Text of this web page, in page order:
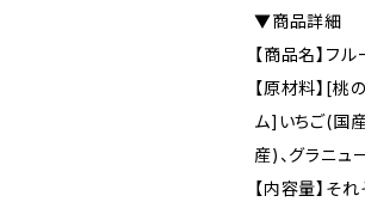
▼商品詳細
【商品名】フ
【原材料】[
ム]いちご(国
産)、グラニ
【内容量】そ